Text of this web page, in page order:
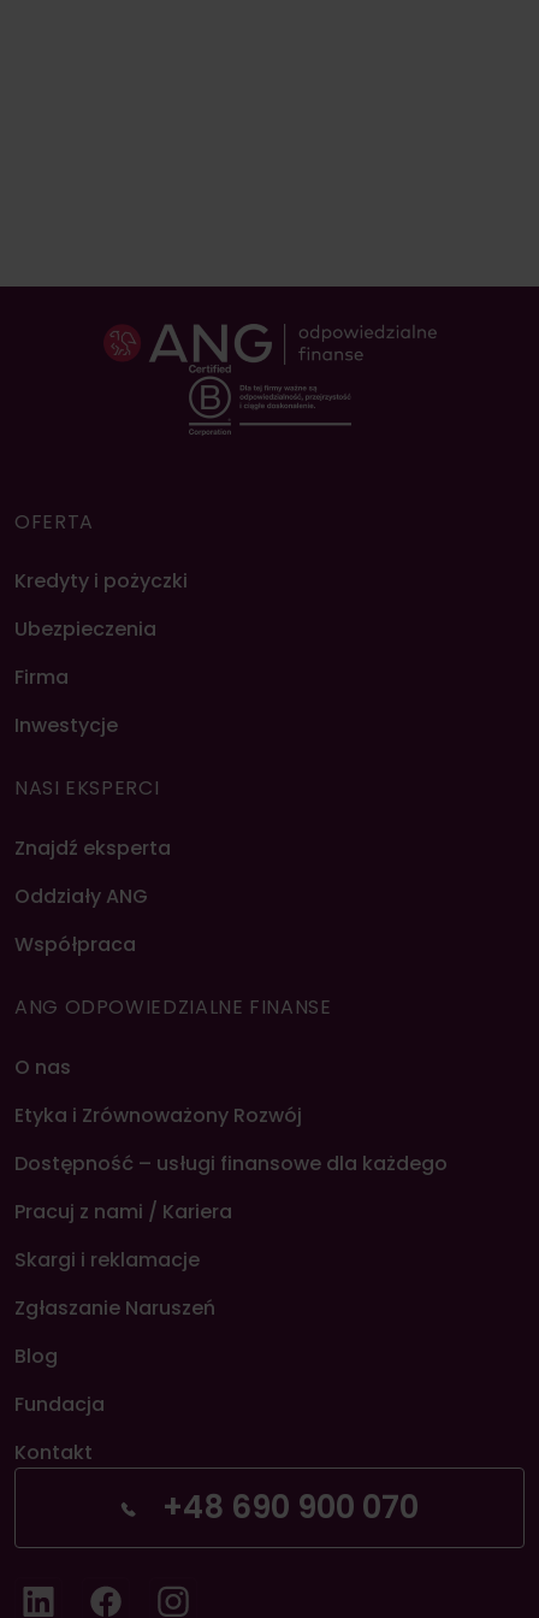
OFERTA
Kredyty i pożyczki
Ubezpieczenia
Firma
Inwestycje
NASI EKSPERCI
Znajdź eksperta
Oddziały ANG
Współpraca
ANG ODPOWIEDZIALNE FINANSE
O nas
Etyka i Zrównoważony Rozwój
Dostępność – usługi finansowe dla każdego
Pracuj z nami / Kariera
Skargi i reklamacje
Zgłaszanie Naruszeń
Blog
Fundacja
Kontakt
+48 690 900 070
LinkedIn FacebookInstagram